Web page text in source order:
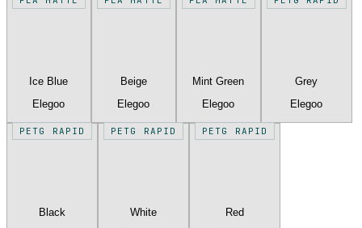
Ice Blue
Elegoo
Beige
Elegoo
Mint Green
Elegoo
Grey
Elegoo
PETG RAPID
Black
PETG RAPID
White
PETG RAPID
Red